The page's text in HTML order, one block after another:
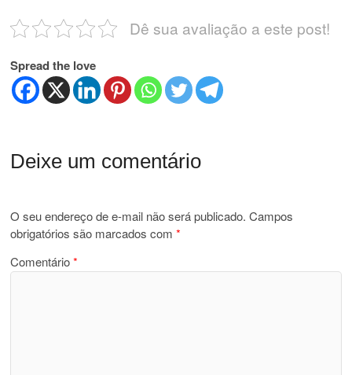
Dê sua avaliação a este post!
Spread the love
Deixe um comentário
O seu endereço de e-mail não será publicado. Campos
obrigatórios são marcados com*
Comentário*